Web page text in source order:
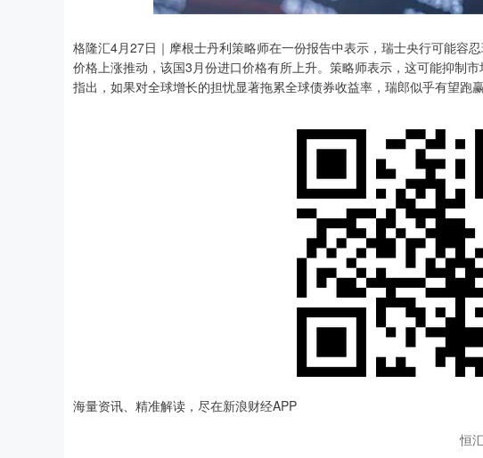
格隆汇4月27日｜摩根士丹利策略师在一份报告中表示，瑞士央行可能容
价格上涨推动，该国3月份进口价格有所上升。策略师表示，这可能抑制
指出，如果对全球增长的担忧显著拖累全球债券收益率，瑞郎似乎有望跑赢
海量资讯、精准解读，尽在新浪财经APP
恒